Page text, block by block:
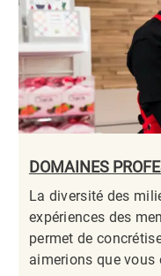
DOMAINES
La diversité des
expériences des
permet de
aimerions que vous